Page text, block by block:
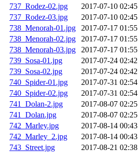
737_Rodez-02.jpg
2017-07-10 02:45
737_Rodez-03.jpg
2017-07-10 02:45
738_Menorah-01.jpg
2017-07-17 01:55
738_Menorah-02.jpg
2017-07-17 01:55
738_Menorah-03.jpg
2017-07-17 01:55
739_Sosa-01.jpg
2017-07-24 02:42
739_Sosa-02.jpg
2017-07-24 02:42
740_Spider-01.jpg
2017-07-31 02:54
740_Spider-02.jpg
2017-07-31 02:54
741_Dolan-2.jpg
2017-08-07 02:25
741_Dolan.jpg
2017-08-07 02:25
742_Marley.jpg
2017-08-14 00:43
742_Marley_2.jpg
2017-08-14 00:43
743_Street.jpg
2017-08-21 02:38